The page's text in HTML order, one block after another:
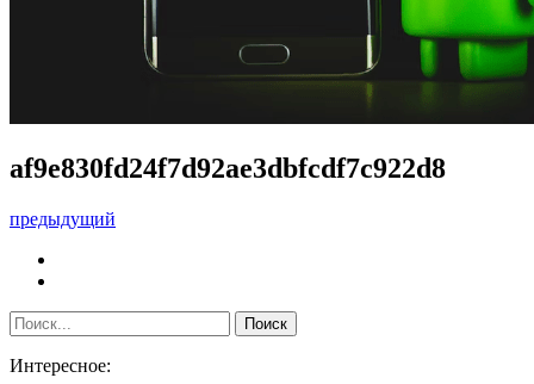
af9e830fd24f7d92ae3dbfcdf7c922d8
предыдущий
Интересное: